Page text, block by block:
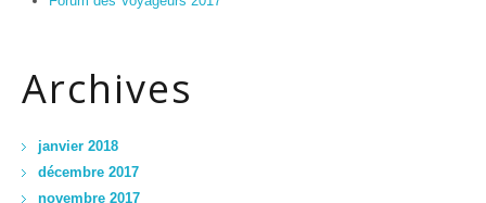
Archives
janvier 2018
décembre 2017
novembre 2017